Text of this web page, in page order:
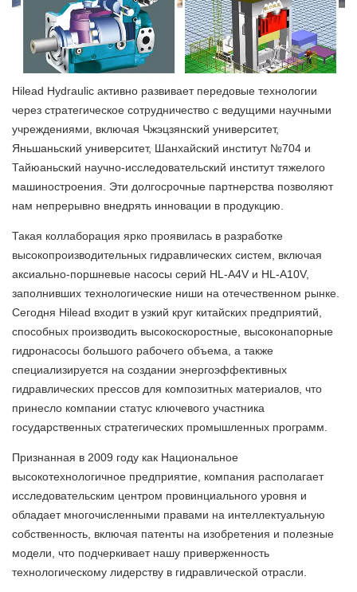
Hilead Hydraulic активно развивает передовые технологии
через стратегическое сотрудничество с ведущими научными
учреждениями, включая Чжэцзянский университет,
Яньшаньский университет, Шанхайский институт №704 и
Тайюаньский научно-исследовательский институт тяжелого
машиностроения. Эти долгосрочные партнерства позволяют
нам непрерывно внедрять инновации в продукцию.
Такая коллаборация ярко проявилась в разработке
высокопроизводительных гидравлических систем, включая
аксиально-поршневые насосы серий HL-A4V и HL-A10V,
заполнивших технологические ниши на отечественном рынке.
Сегодня Hilead входит в узкий круг китайских предприятий,
способных производить высокоскоростные, высоконапорные
гидронасосы большого рабочего объема, а также
специализируется на создании энергоэффективных
гидравлических прессов для композитных материалов, что
принесло компании статус ключевого участника
государственных стратегических промышленных программ.
Признанная в 2009 году как Национальное
высокотехнологичное предприятие, компания располагает
исследовательским центром провинциального уровня и
обладает многочисленными правами на интеллектуальную
собственность, включая патенты на изобретения и полезные
модели, что подчеркивает нашу приверженность
технологическому лидерству в гидравлической отрасли.